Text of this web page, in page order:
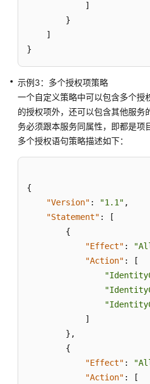
（MFA）
通
过
IAM
授
予
使
]
}
]
}
示例3：多个授权项策略
一个自定义策略中可以包含多个授
的授权项外，还可以包含其他服务
务必须跟本服务同属性，即都是项
多个授权语句策略描述如下：
{
"Version" : "1.1" ,
"Statement" :
[
{
"Effect" :
"Action" :
[
]
} ,
{
"Effect" :
"Action" : [